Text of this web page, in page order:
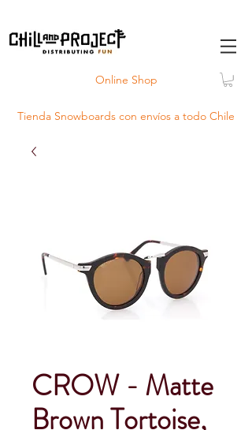
Online Shop
Tienda Snowboards con envíos a todo Chile
CROW - Matte
Brown Tortoise,